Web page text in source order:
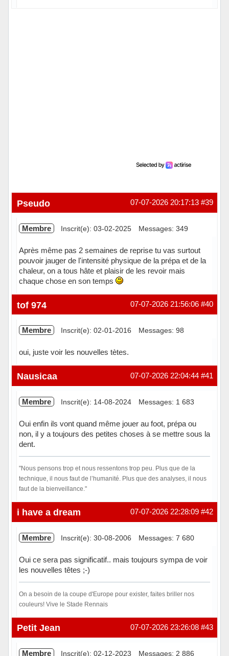
#39
07-07-2026 20:17:13
Pseudo
Membre Inscrit(e): 03-02-2025 Messages: 349
Après même pas 2 semaines de reprise tu vas surtout
pouvoir jauger de l'intensité physique de la prépa et de la
chaleur, on a tous hâte et plaisir de les revoir mais
chaque chose en son temps
Hors ligne #40
07-07-2026 21:56:06
tof 974
Membre Inscrit(e): 02-01-2016 Messages: 98
oui, juste voir les nouvelles tètes.
Hors ligne #41
07-07-2026 22:04:44
Nausicaa
Membre Inscrit(e): 14-08-2024 Messages: 1 683
Oui enfin ils vont quand même jouer au foot, prépa ou
non, il y a toujours des petites choses à se mettre sous la
dent.
"Nous pensons trop et nous ressentons trop peu. Plus que de la
technique, il nous faut de l’humanité. Plus que des analyses, il nous
faut de la bienveillance."
Hors ligne #42
07-07-2026 22:28:09
i have a dream
Membre Inscrit(e): 30-08-2006 Messages: 7 680
Oui ce sera pas significatif.. mais toujours sympa de voir
les nouvelles têtes ;-)
On a besoin de la coupe d'Europe pour exister, faites briller nos
couleurs! Vive le Stade Rennais
Hors ligne #43
07-07-2026 23:26:08
Petit Jean
Membre Inscrit(e): 02-12-2023 Messages: 2 886